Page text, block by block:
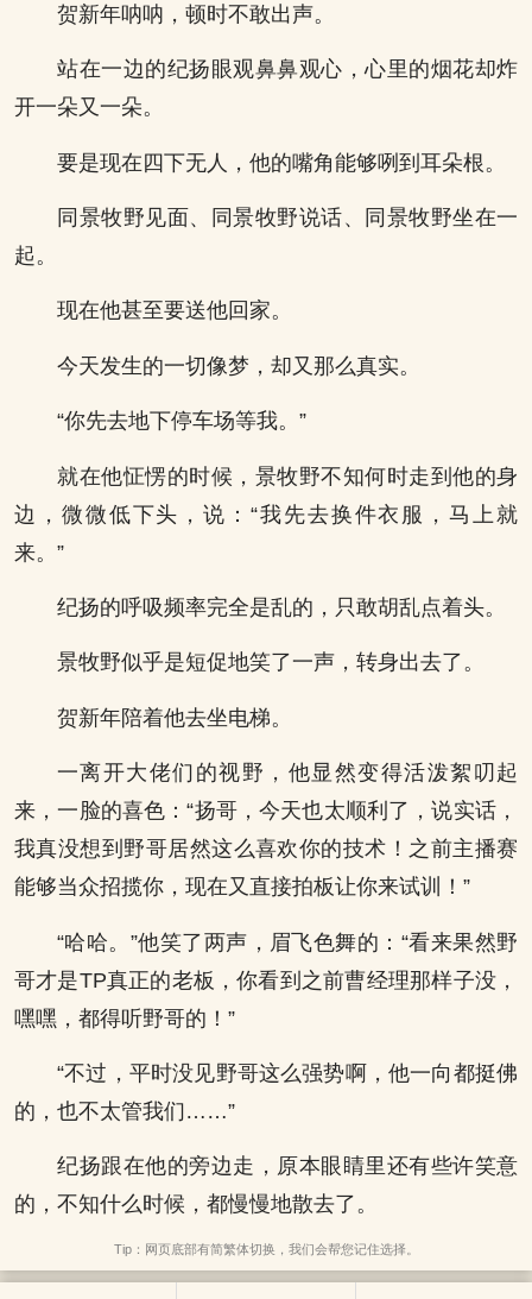
贺新年呐呐，顿时不敢出声。
站在一边的纪扬眼观鼻鼻观心，心里的烟花却炸
开一朵又一朵。
要是现在四下无人，他的嘴角能够咧到耳朵根。
同景牧野见面、同景牧野说话、同景牧野坐在一
起。
现在他甚至要送他回家。
今天发生的一切像梦，却又那么真实。
“你先去地下停车场等我。”
就在他怔愣的时候，景牧野不知何时走到他的身
边，微微低下头，说：“我先去换件衣服，马上就
来。”
纪扬的呼吸频率完全是乱的，只敢胡乱点着头。
景牧野似乎是短促地笑了一声，转身出去了。
贺新年陪着他去坐电梯。
一离开大佬们的视野，他显然变得活泼絮叨起
来，一脸的喜色：“扬哥，今天也太顺利了，说实话，
我真没想到野哥居然这么喜欢你的技术！之前主播赛
能够当众招揽你，现在又直接拍板让你来试训！”
“哈哈。”他笑了两声，眉飞色舞的：“看来果然野
哥才是TP真正的老板，你看到之前曹经理那样子没，
嘿嘿，都得听野哥的！”
“不过，平时没见野哥这么强势啊，他一向都挺佛
的，也不太管我们……”
纪扬跟在他的旁边走，原本眼睛里还有些许笑意
的，不知什么时候，都慢慢地散去了。
Tip：网页底部有简繁体切换，我们会帮您记住选择。